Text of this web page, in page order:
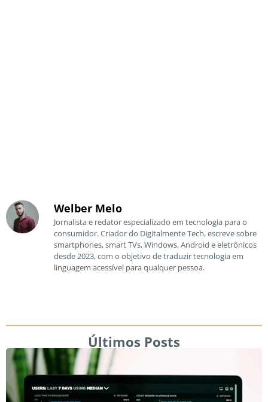
Welber Melo
Jornalista e redator especializado em tecnologia para o
consumidor. Criador do Digitalmente Tech, escreve sobre
smartphones, smart TVs, Windows, Android e eletrônicos
desde 2023, com o objetivo de traduzir tecnologia em
linguagem acessível para qualquer pessoa.
Últimos Posts